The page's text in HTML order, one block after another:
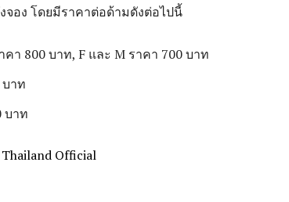
อง โดยมีราคาต่อด้ามดังต่อไปนี้
า 800 บาท, F และ M ราคา 700 บาท
าท
บาท
Official